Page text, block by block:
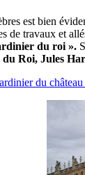
est bien
de travaux et
du roi ».
Roi, Jules
du